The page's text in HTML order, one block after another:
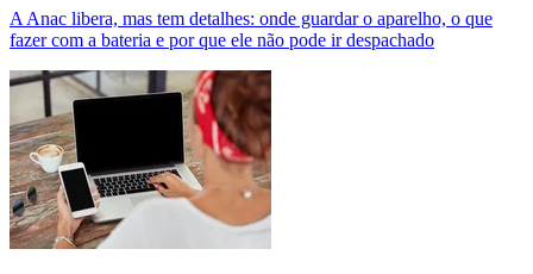
A Anac libera, mas tem detalhes: onde guardar o aparelho, o que
fazer com a bateria e por que ele não pode ir despachado